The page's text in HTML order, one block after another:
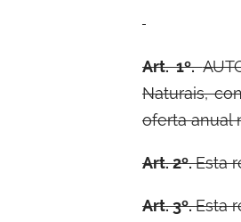
Art. 1º.
Naturais,
oferta anual
Art. 2º.Esta
Art. 3º.Esta